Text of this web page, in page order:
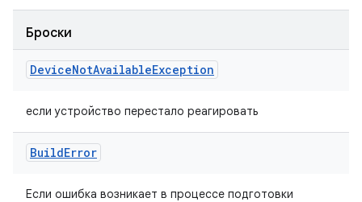
Броски
DeviceNotAvailableException
если устройство перестало реагировать
BuildError
Если ошибка возникает в процессе подготовки